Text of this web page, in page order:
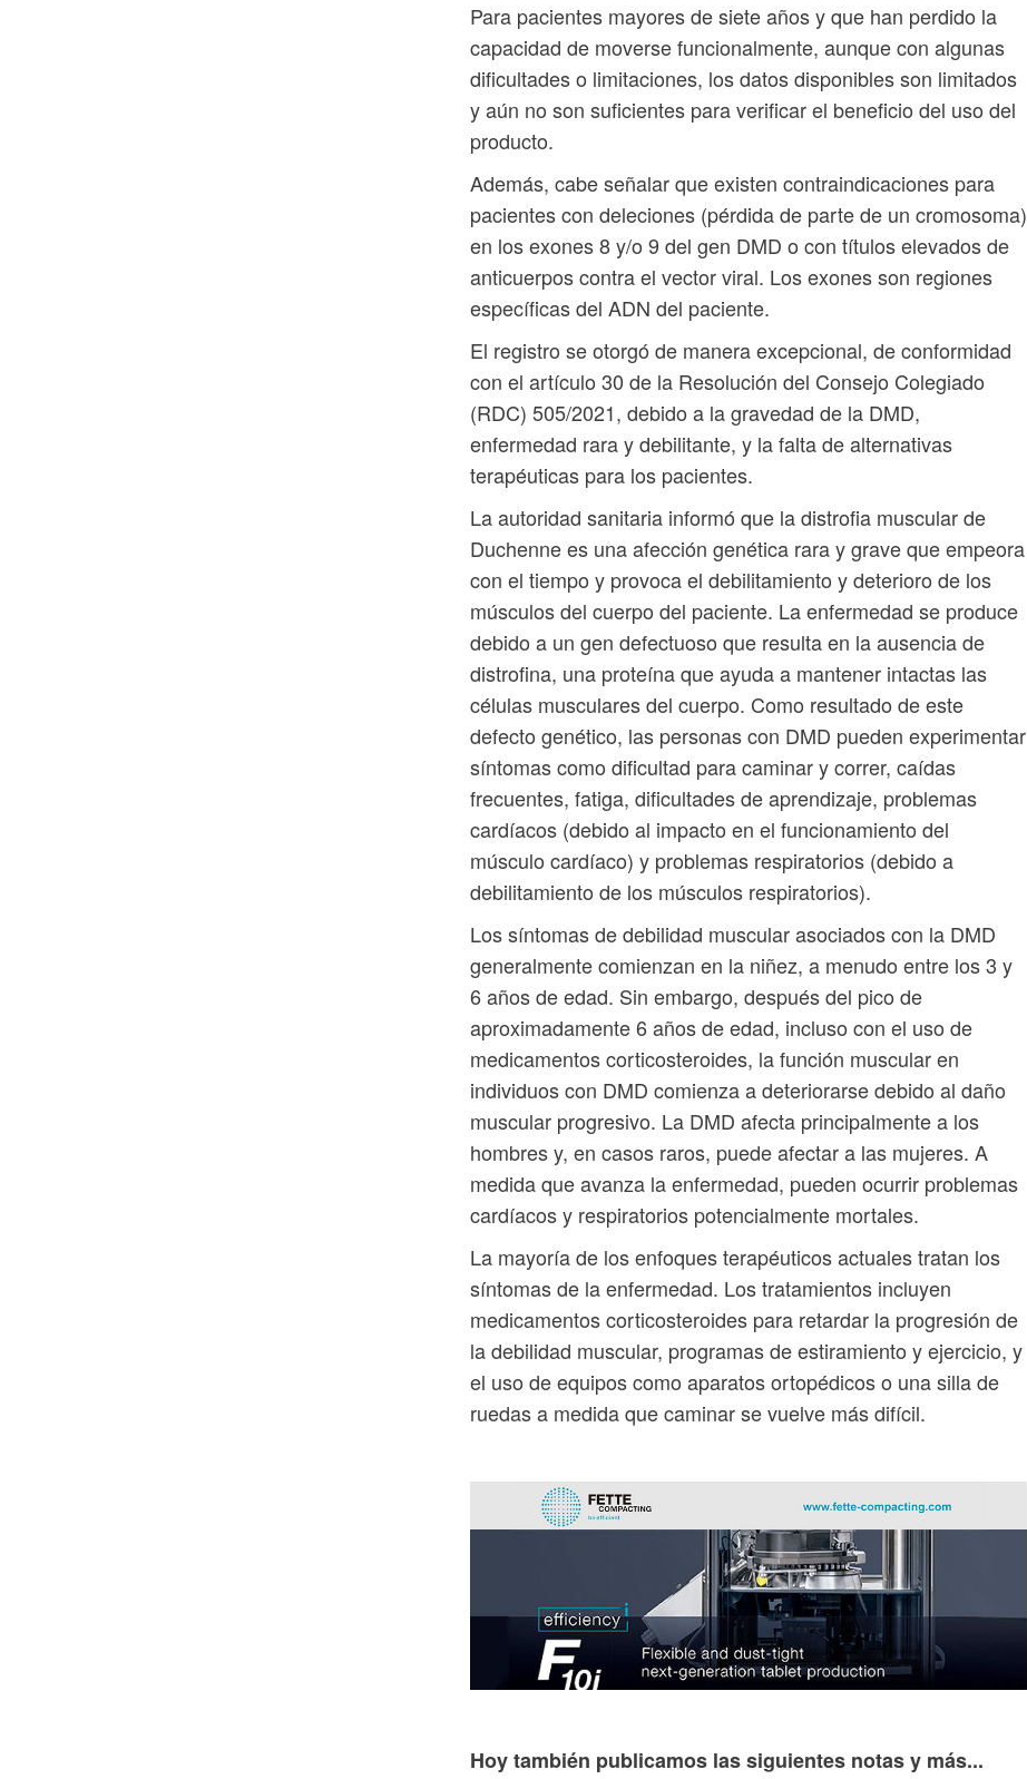
Para pacientes mayores de siete años y que han perdido la
capacidad de moverse funcionalmente, aunque con algunas
dificultades o limitaciones, los datos disponibles son limitados
y aún no son suficientes para verificar el beneficio del uso del
producto.
Además, cabe señalar que existen contraindicaciones para
pacientes con deleciones (pérdida de parte de un cromosoma)
en los exones 8 y/o 9 del gen DMD o con títulos elevados de
anticuerpos contra el vector viral. Los exones son regiones
específicas del ADN del paciente.
El registro se otorgó de manera excepcional, de conformidad
con el artículo 30 de la Resolución del Consejo Colegiado
(RDC) 505/2021, debido a la gravedad de la DMD,
enfermedad rara y debilitante, y la falta de alternativas
terapéuticas para los pacientes.
La autoridad sanitaria informó que la distrofia muscular de
Duchenne es una afección genética rara y grave que empeora
con el tiempo y provoca el debilitamiento y deterioro de los
músculos del cuerpo del paciente. La enfermedad se produce
debido a un gen defectuoso que resulta en la ausencia de
distrofina, una proteína que ayuda a mantener intactas las
células musculares del cuerpo. Como resultado de este
defecto genético, las personas con DMD pueden experimentar
síntomas como dificultad para caminar y correr, caídas
frecuentes, fatiga, dificultades de aprendizaje, problemas
cardíacos (debido al impacto en el funcionamiento del
músculo cardíaco) y problemas respiratorios (debido a
debilitamiento de los músculos respiratorios).
Los síntomas de debilidad muscular asociados con la DMD
generalmente comienzan en la niñez, a menudo entre los 3 y
6 años de edad. Sin embargo, después del pico de
aproximadamente 6 años de edad, incluso con el uso de
medicamentos corticosteroides, la función muscular en
individuos con DMD comienza a deteriorarse debido al daño
muscular progresivo. La DMD afecta principalmente a los
hombres y, en casos raros, puede afectar a las mujeres. A
medida que avanza la enfermedad, pueden ocurrir problemas
cardíacos y respiratorios potencialmente mortales.
La mayoría de los enfoques terapéuticos actuales tratan los
síntomas de la enfermedad. Los tratamientos incluyen
medicamentos corticosteroides para retardar la progresión de
la debilidad muscular, programas de estiramiento y ejercicio, y
el uso de equipos como aparatos ortopédicos o una silla de
ruedas a medida que caminar se vuelve más difícil.
Hoy también publicamos las siguientes notas y más...